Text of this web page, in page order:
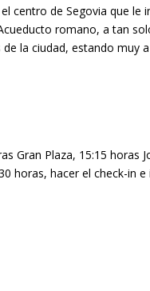
centro de Segovia que le
romano, a tan
la ciudad, estando muy
Gran Plaza, 15:15 horas
horas, hacer el check-in e